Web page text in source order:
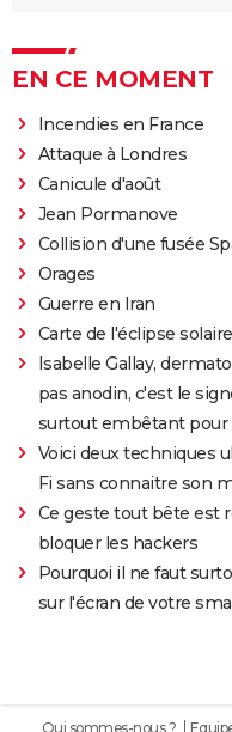
EN CE MOMENT
Incendies en France
Attaque à Londres
Canicule d'août
Jean Pormanove
Collision d'une fusée
Orages
Guerre en Iran
Carte de l'éclipse
Isabelle Gallay,
pas anodin, c'est le
surtout embêtant pour
Voici deux techniques
Fi sans connaitre son
Ce geste tout bête est
bloquer les hackers
Pourquoi il ne faut
sur l'écran de votre
Qui sommes-nous ?